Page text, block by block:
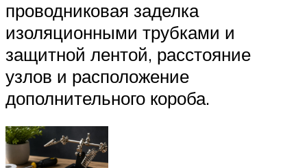
проводниковая заделка
изоляционными трубками и
защитной лентой, расстояние
узлов и расположение
дополнительного короба.